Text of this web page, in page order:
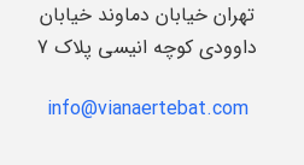
تهران خیابان دماوند خیابان
داوودی کوچه انیسی پلاک 7
info@vianaertebat.com